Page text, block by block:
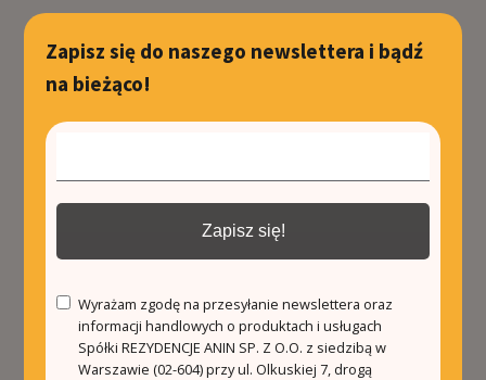
Zapisz się do naszego newslettera i bądź
na bieżąco!
Zapisz się!
Wyrażam zgodę na przesyłanie newslettera oraz
informacji handlowych o produktach i usługach
Spółki REZYDENCJE ANIN SP. Z O.O. z siedzibą w
Warszawie (02-604) przy ul. Olkuskiej 7, drogą